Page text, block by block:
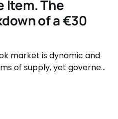
Item. The
of a €30
market is dynamic and
of supply, yet governed